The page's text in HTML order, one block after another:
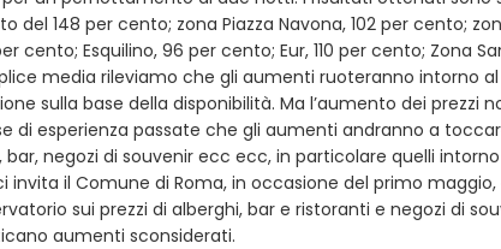
del 148 per cento; zona Piazza Navona, 102 per cento;
cento; Esquilino, 96 per cento; Eur, 110 per cento; Zona
media rileviamo che gli aumenti ruoteranno intorno
sulla base della disponibilità. Ma l’aumento dei prezzi
di esperienza passate che gli aumenti andranno a
negozi di souvenir ecc ecc, in particolare quelli
invita il Comune di Roma, in occasione del primo
sui prezzi di alberghi, bar e ristoranti e negozi di
aumenti sconsiderati.